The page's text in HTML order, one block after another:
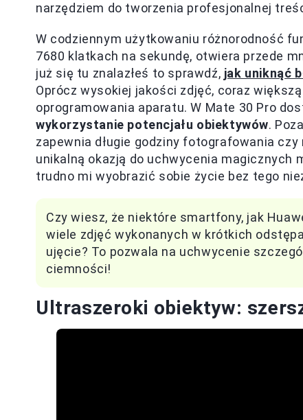
narzędziem do tworzenia profesjonalnej
W codziennym użytkowaniu różnorodność
7680 klatkach na sekundę, otwiera przede
już się tu znalazłeś to sprawdź, jak uniknąć
Oprócz wysokiej jakości zdjęć, coraz
oprogramowania aparatu. W Mate 30 Pro
wykorzystanie potencjału obiektywów.
zapewnia długie godziny fotografowania
unikalną okazją do uchwycenia magicznych
trudno mi wyobrazić sobie życie bez tego
Czy wiesz, że niektóre smartfony, jak
wiele zdjęć wykonanych w krótkich
ujęcie? To pozwala na uchwycenie
ciemności!
Ultraszeroki obiektyw: